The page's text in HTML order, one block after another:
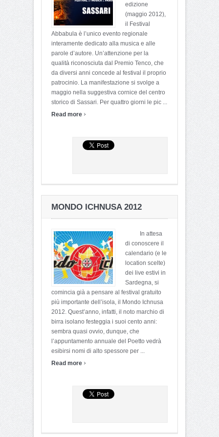
edizione
(maggio 2012),
il Festival
Abbabula è l’unico evento regionale
interamente dedicato alla musica e alle
parole d’autore. Un’attenzione per la
qualità riconosciuta dal Premio Tenco, che
da diversi anni concede al festival il proprio
patrocinio. La manifestazione si svolge a
maggio nella suggestiva cornice del centro
storico di Sassari. Per quattro giorni le pic ...
Read more ›
MONDO ICHNUSA 2012
In attesa
di conoscere il
calendario (e le
location scelte)
dei live estivi in
Sardegna, si
comincia già a pensare al festival gratuito
più importante dell’isola, il Mondo Ichnusa
2012. Quest’anno, infatti, il noto marchio di
birra isolano festeggia i suoi cento anni:
sembra quasi ovvio, dunque, che
l’appuntamento annuale del Poetto vedrà
esibirsi nomi di alto spessore per ...
Read more ›